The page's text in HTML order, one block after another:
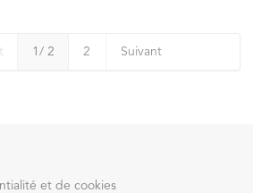
1 / 2 2 Suivant
et de cookies